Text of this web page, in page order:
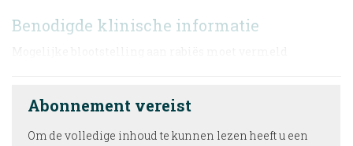
Benodigde klinische informatie
Abonnement vereist
Om de volledige inhoud te kunnen lezen heeft u een